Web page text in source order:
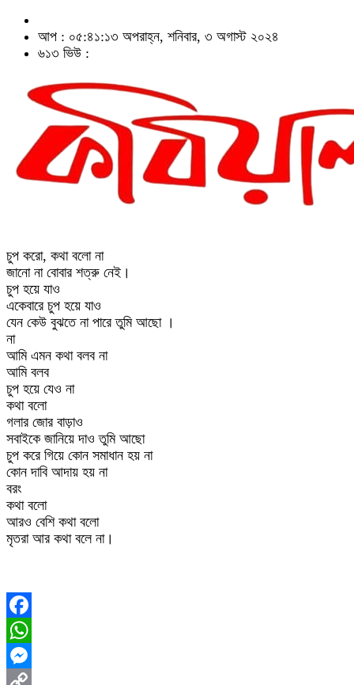
আপ : ০৫:৪১:১৩ অপরাহ্ন, শনিবার, ৩ অগাস্ট ২০২৪
৬১৩ ভিউ :
চুপ করো, কথা বলো না
জানো না বোবার শত্রু নেই।
চুপ হয়ে যাও
একেবারে চুপ হয়ে যাও
যেন কেউ বুঝতে না পারে তুমি আছো ।
না
আমি এমন কথা বলব না
আমি বলব
চুপ হয়ে যেও না
কথা বলো
গলার জোর বাড়াও
সবাইকে জানিয়ে দাও তুমি আছো
চুপ করে গিয়ে কোন সমাধান হয় না
কোন দাবি আদায় হয় না
বরং
কথা বলো
আরও বেশি কথা বলো
মৃতরা আর কথা বলে না।
Facebook
WhatsApp
Messenger